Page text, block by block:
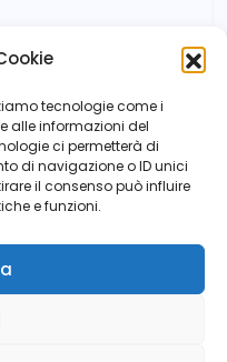
tecnologie come i
alle informazioni del
ci permetterà di
di navigazione o ID unici
il consenso può influire
e funzioni.